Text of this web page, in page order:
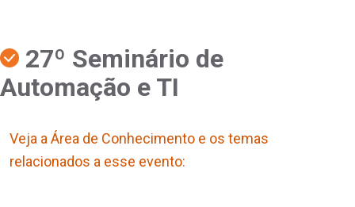
27º Seminário de
Automação e TI
Veja a Área de Conhecimento e os temas
relacionados a esse evento: